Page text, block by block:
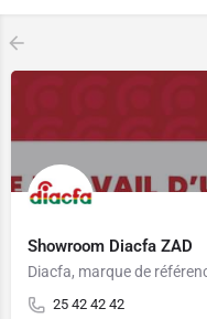
Showroom Diacfa ZAD
25 42 42 42